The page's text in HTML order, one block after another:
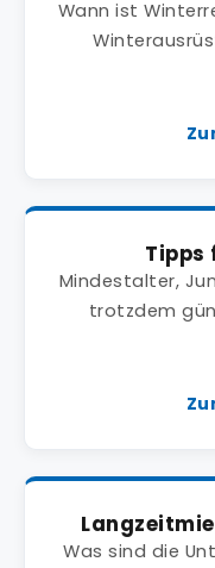
Wann ist
Tipps
Mindestalter,
trotzdem
Was sind die